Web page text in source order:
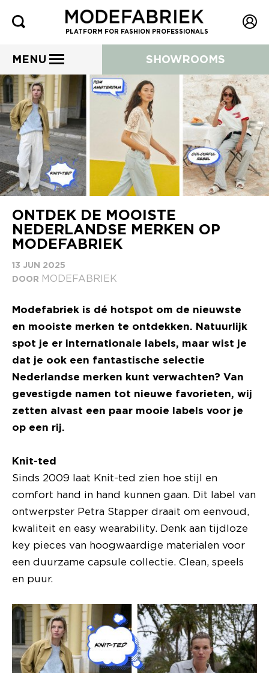
PLATFORM FOR FASHION PROFESSIONALS
MENU SHOWROOMS
ONTDEK DE MOOISTE
NEDERLANDSE MERKEN OP
MODEFABRIEK
13 JUN 2025
DOOR MODEFABRIEK
Modefabriek is dé hotspot om de nieuwste
en mooiste merken te ontdekken. Natuurlijk
spot je er internationale labels, maar wist je
dat je ook een fantastische selectie
Nederlandse merken kunt verwachten? Van
gevestigde namen tot nieuwe favorieten, wij
zetten alvast een paar mooie labels voor je
op een rij.
Knit-ted
Sinds 2009 laat Knit-ted zien hoe stijl en
comfort hand in hand kunnen gaan. Dit label van
ontwerpster Petra Stapper draait om eenvoud,
kwaliteit en easy wearability. Denk aan tijdloze
key pieces van hoogwaardige materialen voor
een duurzame capsule collectie. Clean, speels
en puur.